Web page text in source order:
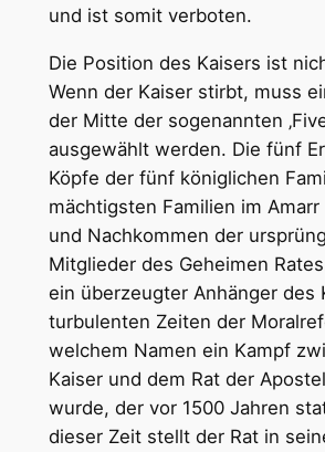
und ist somit verboten.
Die Position des Kaisers ist
Wenn der Kaiser stirbt, muss
der Mitte der sogenannten
ausgewählt werden. Die fünf
Köpfe der fünf königlichen
mächtigsten Familien im Amarr
und Nachkommen der
Mitglieder des Geheimen
ein überzeugter Anhänger des
turbulenten Zeiten der
welchem Namen ein Kampf
Kaiser und dem Rat der
wurde, der vor 1500 Jahren
dieser Zeit stellt der Rat in